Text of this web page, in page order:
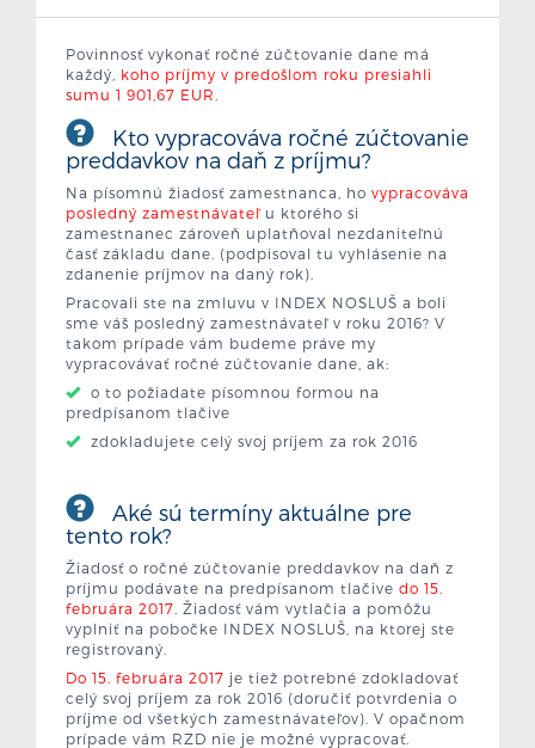
Zamestnávatelia
O nás
Kontakt
Povinnosť vykonať ročné zúčtovanie dane má
každý, koho príjmy v predošlom roku presiahli
sumu 1 901,67 EUR.
Kto vypracováva ročné zúčtovanie
preddavkov na daň z príjmu?
Na písomnú žiadosť zamestnanca, ho vypracováva
posledný zamestnávateľ u ktorého si
zamestnanec zároveň uplatňoval nezdaniteľnú
časť základu dane. (podpisoval tu vyhlásenie na
zdanenie príjmov na daný rok).
Pracovali ste na zmluvu v INDEX NOSLUŠ a boli
sme váš posledný zamestnávateľ v roku 2016? V
takom prípade vám budeme práve my
vypracovávať ročné zúčtovanie dane, ak:
o to požiadate písomnou formou na
predpísanom tlačive
zdokladujete celý svoj príjem za rok 2016
Aké sú termíny aktuálne pre
tento rok?
Žiadosť o ročné zúčtovanie preddavkov na daň z
príjmu podávate na predpísanom tlačive do 15.
februára 2017 . Žiadosť vám vytlačia a pomôžu
vyplniť na pobočke INDEX NOSLUŠ, na ktorej ste
registrovaný.
Do 15. februára 2017 je tiež potrebné zdokladovať
celý svoj príjem za rok 2016 (doručiť potvrdenia o
príjme od všetkých zamestnávateľov). V opačnom
prípade vám RZD nie je možné vypracovať.